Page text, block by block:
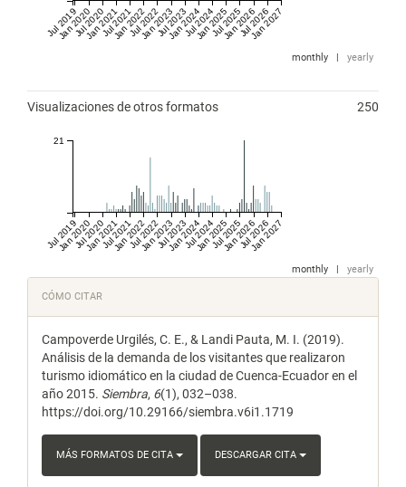
Jul 2019
Jan 2020
Jul 2020
Jan 2021
Jul 2021
Jan 2022
Jul 2022
Jan 2023
Jul 2023
Jan 2024
Jul 2024
Jan 2025
Jul 2025
Jan 2026
Jul 2026
Jan 2027
monthly yearly
Visualizaciones de otros formatos 250
Jul 2019
Jan 2020
Jul 2020
Jan 2021
Jul 2021
Jan 2022
Jul 2022
Jan 2023
Jul 2023
Jan 2024
Jul 2024
Jan 2025
Jul 2025
Jan 2026
Jul 2026
Jan 2027
21
monthly yearly
Detalles
del
artículo
CÓMO CITAR
Campoverde Urgilés, C. E., & Landi Pauta, M. I. (2019).
Análisis de la demanda de los visitantes que realizaron
turismo idiomático en la ciudad de Cuenca-Ecuador en el
año 2015. Siembra, 6(1), 032–038.
https://doi.org/10.29166/siembra.v6i1.1719
MÁS FORMATOS DE CITA DESCARGAR CITA